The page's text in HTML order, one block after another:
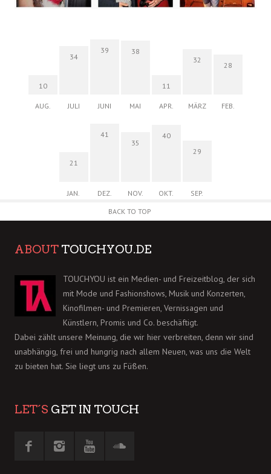
10
AUG.
34
JULI
39
JUNI
38
MAI
11
APR.
32
MÄRZ
28
FEB.
21
JAN.
41
DEZ.
35
NOV.
40
OKT.
29
SEP.
BACK TO TOP
ABOUT TOUCHYOU.DE
TOUCHYOU ist ein Medien- und Freizeitblog, der sich
mit Mode und Fashionshows, Musik und Konzerten,
Kinofilmen- und Premieren, Vernissagen und
Künstlern, Promis und Co. beschäftigt.
Dabei zählt unsere Meinung, die wir hier verbreiten, denn wir sind
unabhängig, frei und hungrig nach allem Neuen, was uns die Welt
zu bieten hat. Sie liegt uns zu Füßen.
LET´S GET IN TOUCH